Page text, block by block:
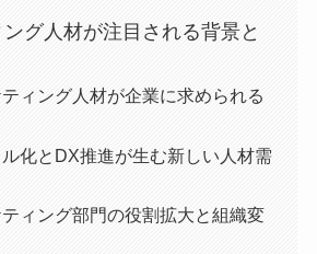
グ人材が注目される背景と
ィング人材が企業に求められる
化とDX推進が生む新しい人材需
ィング部門の役割拡大と組織変